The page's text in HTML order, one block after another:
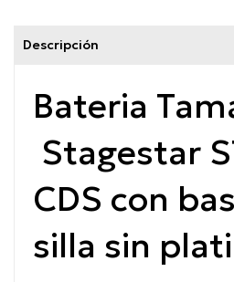
Descripción
Bateria
Stagestar
CDS con
silla sin